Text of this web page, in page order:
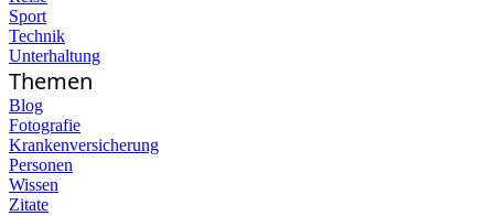
Sport
Technik
Unterhaltung
Themen
Blog
Fotografie
Krankenversicherung
Personen
Wissen
Zitate